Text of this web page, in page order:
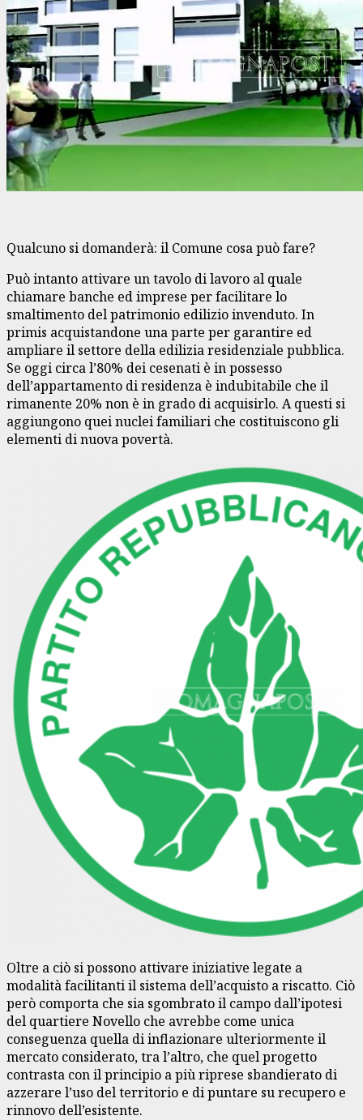
Qualcuno si domanderà: il Comune cosa può fare?
Può intanto attivare un tavolo di lavoro al quale
chiamare banche ed imprese per facilitare lo
smaltimento del patrimonio edilizio invenduto. In
primis acquistandone una parte per garantire ed
ampliare il settore della edilizia residenziale pubblica.
Se oggi circa l’80% dei cesenati è in possesso
dell’appartamento di residenza è indubitabile che il
rimanente 20% non è in grado di acquisirlo. A questi si
aggiungono quei nuclei familiari che costituiscono gli
elementi di nuova povertà.
Oltre a ciò si possono attivare iniziative legate a
modalità facilitanti il sistema dell’acquisto a riscatto. Ciò
però comporta che sia sgombrato il campo dall’ipotesi
del quartiere Novello che avrebbe come unica
conseguenza quella di inflazionare ulteriormente il
mercato considerato, tra l’altro, che quel progetto
contrasta con il principio a più riprese sbandierato di
azzerare l’uso del territorio e di puntare su recupero e
rinnovo dell’esistente.